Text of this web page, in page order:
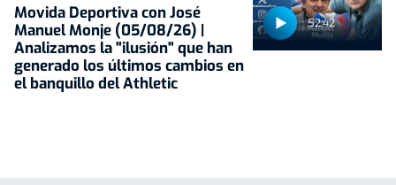
52:42
Movida Deportiva con José
Manuel Monje (05/08/26) |
Analizamos la "ilusión" que han
generado los últimos cambios en
el banquillo del Athletic